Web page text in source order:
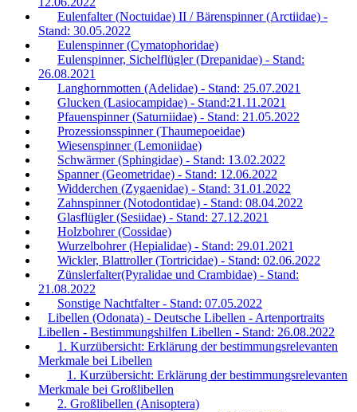
Eulenfalter (Noctuidae) II / Bärenspinner (Arctiidae) -
Stand: 30.05.2022
Eulenspinner (Cymatophoridae)
Eulenspinner, Sichelflügler (Drepanidae) - Stand:
26.08.2021
Langhornmotten (Adelidae) - Stand: 25.07.2021
Glucken (Lasiocampidae) - Stand:21.11.2021
Pfauenspinner (Saturniidae) - Stand: 21.05.2022
Prozessionsspinner (Thaumepoeidae)
Wiesenspinner (Lemoniidae)
Schwärmer (Sphingidae) - Stand: 13.02.2022
Spanner (Geometridae) - Stand: 12.06.2022
Widderchen (Zygaenidae) - Stand: 31.01.2022
Zahnspinner (Notodontidae) - Stand: 08.04.2022
Glasflügler (Sesiidae) - Stand: 27.12.2021
Holzbohrer (Cossidae)
Wurzelbohrer (Hepialidae) - Stand: 29.01.2021
Wickler, Blattroller (Tortricidae) - Stand: 02.06.2022
Zünslerfalter(Pyralidae und Crambidae) - Stand:
21.08.2022
Sonstige Nachtfalter - Stand: 07.05.2022
Libellen (Odonata) - Deutsche Libellen - Artenportraits
Libellen - Bestimmungshilfen Libellen - Stand: 26.08.2022
1. Kurzübersicht: Erklärung der bestimmungsrelevanten
Merkmale bei Libellen
1. Kurzübersicht: Erklärung der bestimmungsrelevanten
Merkmale bei Großlibellen
2. Großlibellen (Anisoptera)